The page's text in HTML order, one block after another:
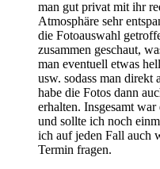
man gut privat mit ihr
Atmosphäre sehr
die Fotoauswahl
zusammen geschaut,
man eventuell etwas
usw. sodass man direkt
habe die Fotos dann
erhalten. Insgesamt
und sollte ich noch
ich auf jeden Fall auch
Termin fragen.